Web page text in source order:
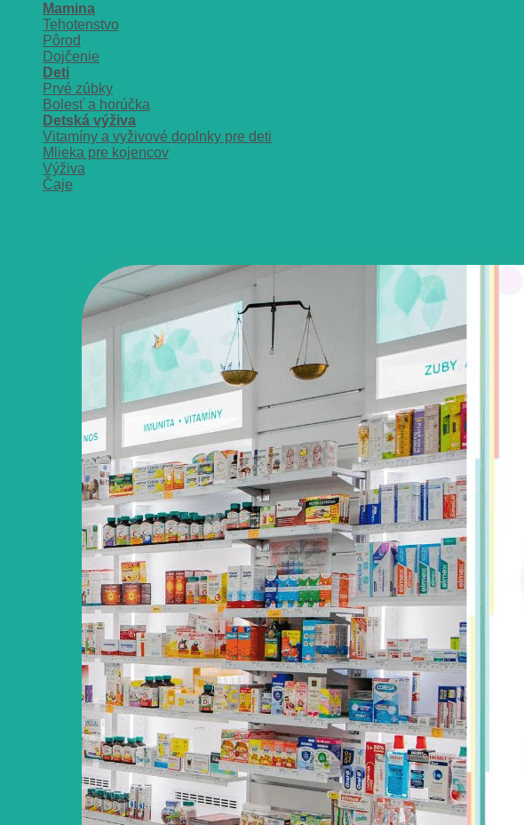
Mamina
Tehotenstvo
Pôrod
Dojčenie
Deti
Prvé zúbky
Bolesť a horúčka
Detská výživa
Vitamíny a vyživové doplnky pre deti
Mlieka pre kojencov
Výživa
Čaje